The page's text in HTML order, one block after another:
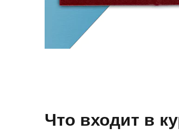
Что входит в